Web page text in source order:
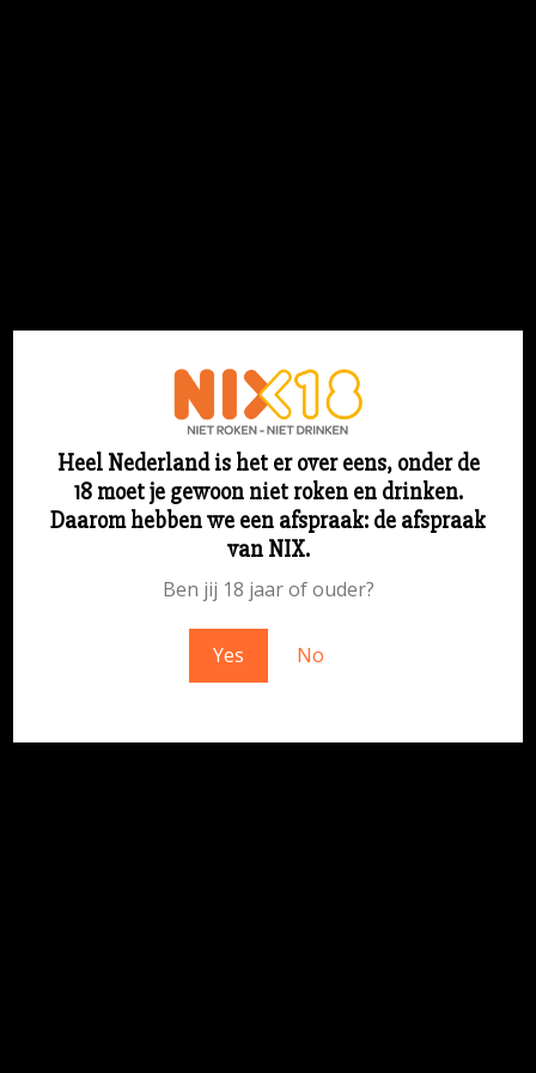
Heel Nederland is het er over eens, onder de
18 moet je gewoon niet roken en drinken.
Daarom hebben we een afspraak: de afspraak
van NIX.
Ben jij 18 jaar of ouder?
Yes No
Login
Sorry voor ons stof! We werken aan iets
geweldigs – kom snel terug!